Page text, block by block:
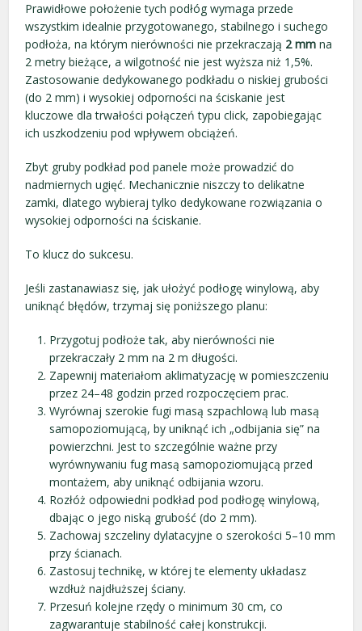
Prawidłowe położenie tych podłóg wymaga przede
wszystkim idealnie przygotowanego, stabilnego i suchego
podłoża, na którym nierówności nie przekraczają 2 mm na
2 metry bieżące, a wilgotność nie jest wyższa niż 1,5%.
Zastosowanie dedykowanego podkładu o niskiej grubości
(do 2 mm) i wysokiej odporności na ściskanie jest
kluczowe dla trwałości połączeń typu click, zapobiegając
ich uszkodzeniu pod wpływem obciążeń.
Zbyt gruby podkład pod panele może prowadzić do
nadmiernych ugięć. Mechanicznie niszczy to delikatne
zamki, dlatego wybieraj tylko dedykowane rozwiązania o
wysokiej odporności na ściskanie.
To klucz do sukcesu.
Jeśli zastanawiasz się, jak ułożyć podłogę winylową, aby
uniknąć błędów, trzymaj się poniższego planu:
Przygotuj podłoże tak, aby nierówności nie
przekraczały 2 mm na 2 m długości.
Zapewnij materiałom aklimatyzację w pomieszczeniu
przez 24–48 godzin przed rozpoczęciem prac.
Wyrównaj szerokie fugi masą szpachlową lub masą
samopoziomującą, by uniknąć ich „odbijania się” na
powierzchni. Jest to szczególnie ważne przy
wyrównywaniu fug masą samopoziomującą przed
montażem, aby uniknąć odbijania wzoru.
Rozłóż odpowiedni podkład pod podłogę winylową,
dbając o jego niską grubość (do 2 mm).
Zachowaj szczeliny dylatacyjne o szerokości 5–10 mm
przy ścianach.
Zastosuj technikę, w której te elementy układasz
wzdłuż najdłuższej ściany.
Przesuń kolejne rzędy o minimum 30 cm, co
zagwarantuje stabilność całej konstrukcji.